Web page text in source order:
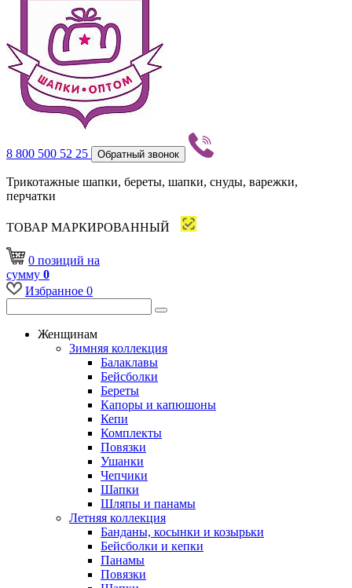
8 800 500 52 25 Обратный звонок
Трикотажные шапки, береты, шапки, снуды, варежки,
перчатки
ТОВАР МАРКИРОВАННЫЙ
0 позиций на
сумму 0
Избранное 0
Женщинам
Зимняя коллекция
Балаклавы
Бейсболки
Береты
Капоры и капюшоны
Кепи
Комплекты
Повязки
Ушанки
Чепчики
Шапки
Шляпы и панамы
Летняя коллекция
Банданы, косынки и козырьки
Бейсболки и кепки
Панамы
Повязки